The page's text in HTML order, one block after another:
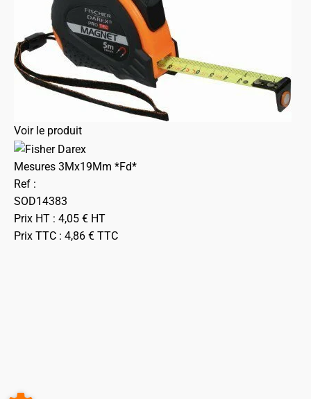
Voir le produit
Mesures 3Mx19Mm *Fd*
Ref :
SOD14383
Prix HT : 4,05 € HT
Prix TTC : 4,86 € TTC